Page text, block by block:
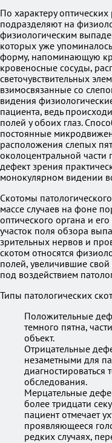
По характеру
подразделяют на
физиологическим
которых уже
форму, напоминающую
кровеносные сосуды,
светочувствительных
взимосвязанные со
видения
пациента, ведь
полей у обоих глаз.
постоянные
расположения слепых
околоцентральной
дефект зрения
монокулярном видении
Скотомы
массе случаев на фоне
оптического органа и
участок поля обзора
зрительных нервов и
скотом относятся
полей, увеличившие
под воздействием
Типы патологических
Положительные
темного пятна,
объект.
Отрицательные
незаметными для
диагностироваться
обследования.
Мерцательные
более тридцати
пациент отмечает
проявляющееся
редких случаях,